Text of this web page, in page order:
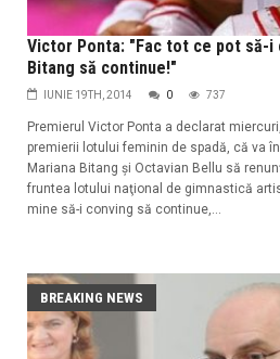
Victor Ponta: "Fac tot ce pot să-i
Bitang să continue!"
IUNIE 19TH, 2014 0 737
Premierul Victor Ponta a declarat
premierii lotului feminin de spadă, că va
Mariana Bitang și Octavian Bellu să
fruntea lotului naţional de gimnastică
mine să-i conving să continue,...
BREAKING NEWS